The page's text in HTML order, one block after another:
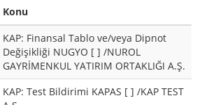
Konu
KAP: Finansal Tablo ve/veya Dipnot
Değişikliği NUGYO [ ] /NUROL
GAYRİMENKUL YATIRIM ORTAKLIĞI A.Ş.
KAP: Test Bildirimi KAPAS [ ] /KAP TEST